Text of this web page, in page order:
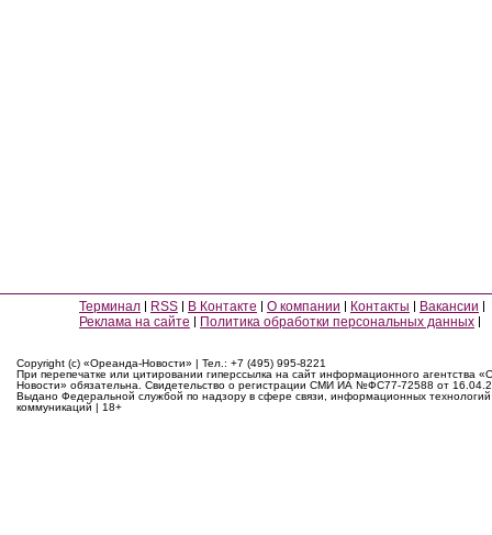
Терминал RSS В Контакте О компании Контакты
Вакансии
Реклама на сайте
Политика обработки персональных данных
Copyright (c) «Ореанда-Новости» | Тел.: +7 (495) 995-8221
При перепечатке или цитировании гиперссылка на сайт информационного агентства
Новости» обязательна. Свидетельство о регистрации СМИ ИА №ФС77-72588 от
Выдано Федеральной службой по надзору в сфере связи, информационных
коммуникаций | 18+